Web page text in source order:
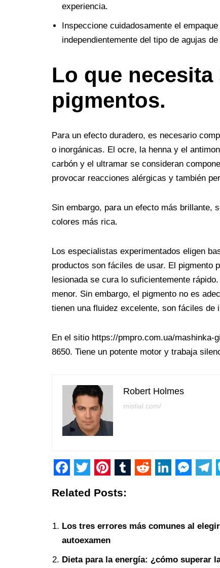
experiencia.
Inspeccione cuidadosamente el
independientemente del tipo de agujas
Lo que
pigmentos.
Para un efecto duradero, es necesario
o inorgánicas. El ocre, la henna y el
carbón y el ultramar se consideran
provocar reacciones alérgicas y también
Sin embargo, para un efecto más brillante,
colores más rica.
Los especialistas experimentados eligen
productos son fáciles de usar. El pigmento
lesionada se cura lo suficientemente
menor. Sin embargo, el pigmento no es
tienen una fluidez excelente, son fáciles
En el sitio https://pmpro.com.ua/mashinka-
8650. Tiene un potente motor y trabaja
Robert Holmes
mistial.com/
a
e
b
w
t
t
i
t
e
u
b
d
k
s
e
Related Posts:
Los tres errores más comunes al
autoexamen
Dieta para la energía: ¿cómo superar